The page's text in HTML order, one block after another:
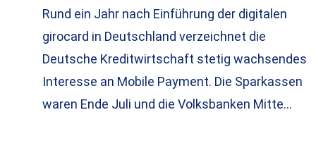
Rund ein Jahr nach Einführung der digitalen
girocard in Deutschland verzeichnet die
Deutsche Kreditwirtschaft stetig wachsendes
Interesse an Mobile Payment. Die Sparkassen
waren Ende Juli und die Volksbanken Mitte…